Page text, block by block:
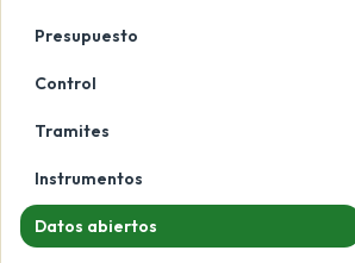
Presupuesto
Control
Tramites
Instrumentos
Datos abiertos